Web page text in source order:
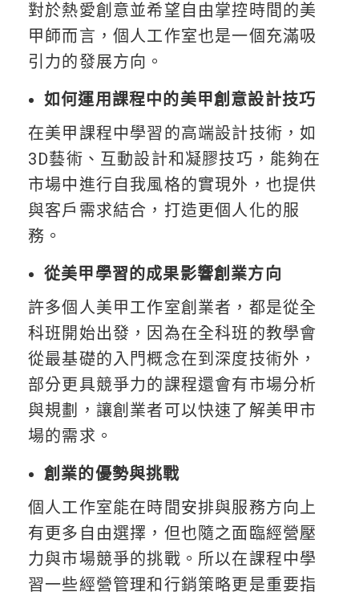
對於熱愛創意並希望自由掌控時間的美
甲師而言，個人工作室也是一個充滿吸
引力的發展方向。
如何運用課程中的美甲創意設計技巧
在美甲課程中學習的高端設計技術，如
3D藝術、互動設計和凝膠技巧，能夠在
市場中進行自我風格的實現外，也提供
與客戶需求結合，打造更個人化的服
務。
從美甲學習的成果影響創業方向
許多個人美甲工作室創業者，都是從全
科班開始出發，因為在全科班的教學會
從最基礎的入門概念在到深度技術外，
部分更具競爭力的課程還會有市場分析
與規劃，讓創業者可以快速了解美甲市
場的需求。
創業的優勢與挑戰
個人工作室能在時間安排與服務方向上
有更多自由選擇，但也隨之面臨經營壓
力與市場競爭的挑戰。所以在課程中學
習一些經營管理和行銷策略更是重要指